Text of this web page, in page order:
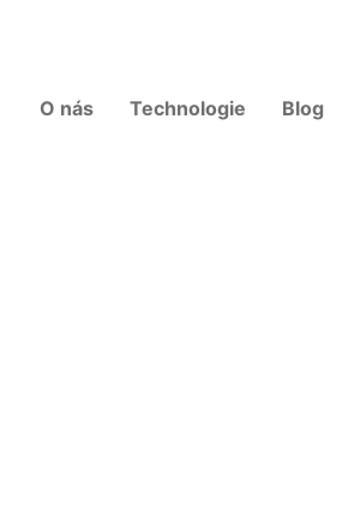
O nás Technologie Blog